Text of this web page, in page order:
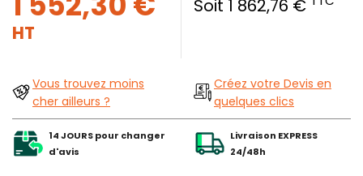
HT
Soit 1 862,76 €
Vous trouvez moins
cher ailleurs ?
Créez votre Devis en
quelques clics
14 JOURS pour changer
d'avis
Livraison EXPRESS
24/48h